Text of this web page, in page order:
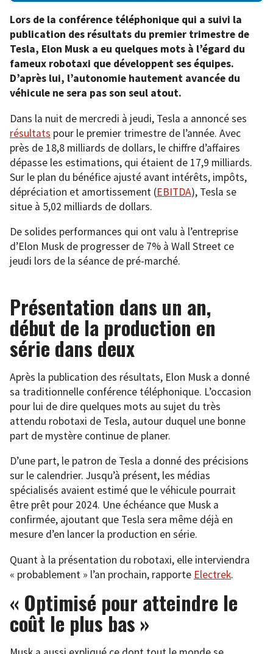
Lors de la conférence téléphonique qui a suivi la
publication des résultats du premier trimestre de
Tesla, Elon Musk a eu quelques mots à l’égard du
fameux robotaxi que développent ses équipes.
D’après lui, l’autonomie hautement avancée du
véhicule ne sera pas son seul atout.
Dans la nuit de mercredi à jeudi, Tesla a annoncé ses
résultats pour le premier trimestre de l’année. Avec
près de 18,8 milliards de dollars, le chiffre d’affaires
dépasse les estimations, qui étaient de 17,9 milliards.
Sur le plan du bénéfice ajusté avant intérêts, impôts,
dépréciation et amortissement (EBITDA), Tesla se
situe à 5,02 milliards de dollars.
De solides performances qui ont valu à l’entreprise
d’Elon Musk de progresser de 7% à Wall Street ce
jeudi lors de la séance de pré-marché.
Présentation dans un an,
début de la production en
série dans deux
Après la publication des résultats, Elon Musk a donné
sa traditionnelle conférence téléphonique. L’occasion
pour lui de dire quelques mots au sujet du très
attendu robotaxi de Tesla, autour duquel une bonne
part de mystère continue de planer.
D’une part, le patron de Tesla a donné des précisions
sur le calendrier. Jusqu’à présent, les médias
spécialisés avaient estimé que le véhicule pourrait
être prêt pour 2024. Une échéance que Musk a
confirmée, ajoutant que Tesla sera même déjà en
mesure d’en lancer la production en série.
Quant à la présentation du robotaxi, elle interviendra
« probablement » l’an prochain, rapporte Electrek.
« Optimisé pour atteindre le
coût le plus bas »